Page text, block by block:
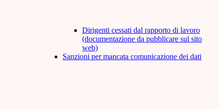
Dirigenti cessati dal rapporto di lavoro
(documentazione da pubblicare sul sito
web)
Sanzioni per mancata comunicazione dei dati